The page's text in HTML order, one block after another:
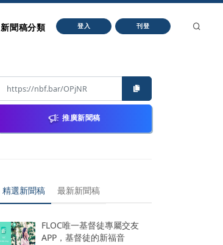
新聞稿分類 登入 刊登
推廣新聞稿
精選新聞稿 最新新聞稿
FLOC唯一基督徒專屬交友
APP，基督徒的新福音